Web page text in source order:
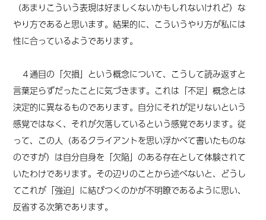
（あまりこういう表現は好ましくないかもしれないけれど）な
やり方であると思います。結果的に、こういうやり方が私には
性に合っているようであります。
４通目の「欠損」という概念について、こうして読み返すと
言葉足らずだったことに気づきます。これは「不足」概念とは
決定的に異なるものであります。自分にそれが足りないという
感覚ではなく、それが欠落しているという感覚であります。従
って、この人（あるクライアントを思い浮かべて書いたものな
のですが）は自分自身を「欠陥」のある存在として体験されて
いたわけであります。その辺りのことから述べないと、どうし
てこれが「強迫」に結びつくのかが不明瞭であるように思い、
反省する次第であります。